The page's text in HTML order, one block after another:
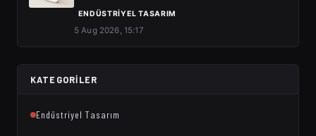
ENDÜSTRIYEL TASARIM
5 Aug 2026, 15:17
KATEGORILER
Endüstriyel Tasarım